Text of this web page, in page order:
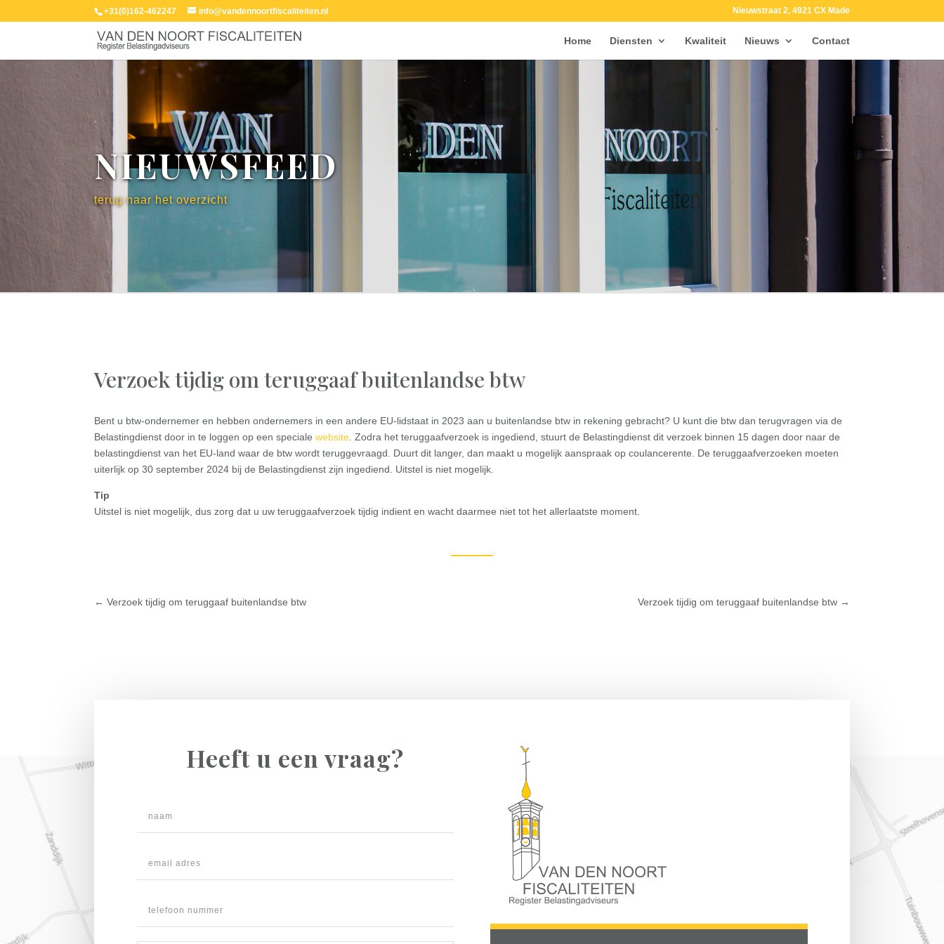
+31(0)162-462247 info@vandennoortfiscaliteiten.nl Nieuwstraat 2, 4921 CX Made
Home Diensten Kwaliteit Nieuws Contact
NIEUWSFEED
terug naar het overzicht
Verzoek tijdig om teruggaaf buitenlandse btw
Bent u btw-ondernemer en hebben ondernemers in een andere EU-lidstaat in 2023 aan u buitenlandse btw in rekening gebracht? U kunt die btw dan terugvragen via de
Belastingdienst door in te loggen op een specialewebsite . Zodra het teruggaafverzoek is ingediend, stuurt de Belastingdienst dit verzoek binnen 15 dagen door naar de
belastingdienst van het EU-land waar de btw wordt teruggevraagd. Duurt dit langer, dan maakt u mogelijk aanspraak op coulancerente. De teruggaafverzoeken moeten
uiterlijk op 30 september 2024 bij de Belastingdienst zijn ingediend. Uitstel is niet mogelijk.
Tip
Uitstel is niet mogelijk, dus zorg dat u uw teruggaafverzoek tijdig indient en wacht daarmee niet tot het allerlaatste moment.
←Verzoek tijdig om teruggaaf buitenlandse btw Verzoek tijdig om teruggaaf buitenlandse btw→
Heeft u een vraag?